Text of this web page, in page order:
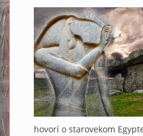
hovorí o starovekom